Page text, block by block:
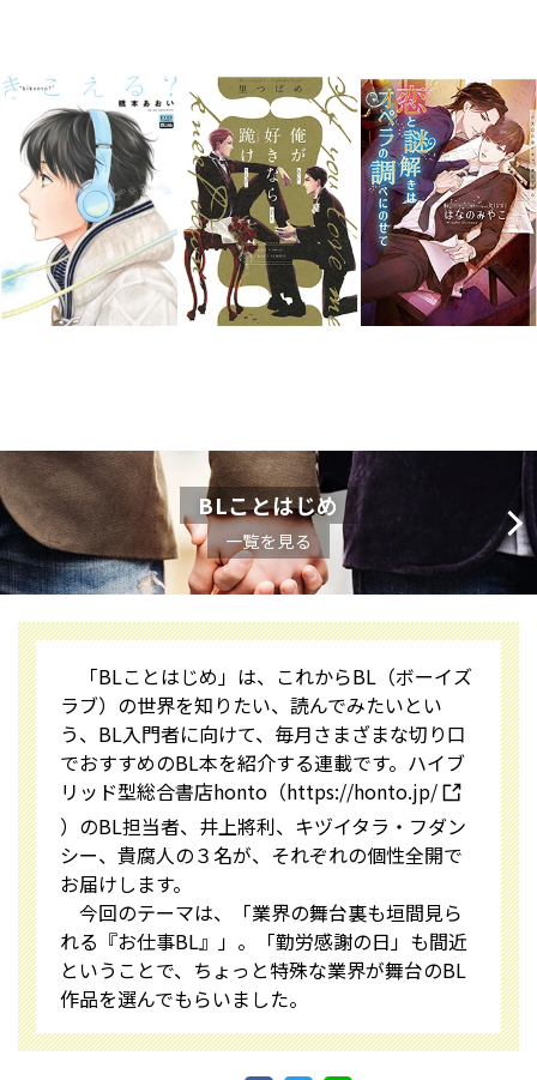
BLことはじめ
一覧を見る
「BLことはじめ」は、これからBL（ボーイズ
ラブ）の世界を知りたい、読んでみたいとい
う、BL入門者に向けて、毎月さまざまな切り口
でおすすめのBL本を紹介する連載です。ハイブ
リッド型総合書店honto（https://honto.jp/
）のBL担当者、井上將利、キヅイタラ・フダン
シー、貴腐人の３名が、それぞれの個性全開で
お届けします。
今回のテーマは、「業界の舞台裏も垣間見ら
れる『お仕事BL』」。「勤労感謝の日」も間近
ということで、ちょっと特殊な業界が舞台のBL
作品を選んでもらいました。